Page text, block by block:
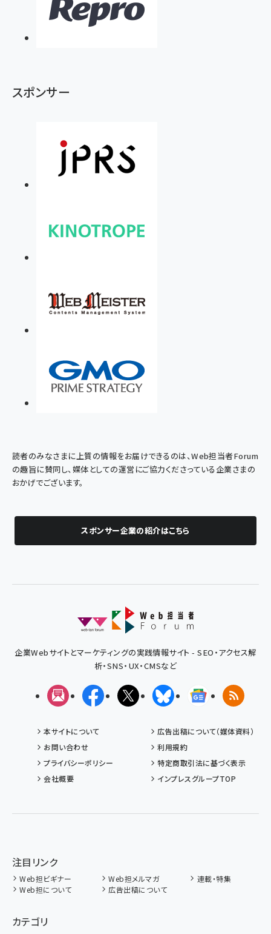
スポンサー
読者のみなさまに上質の情報をお届けできるのは、Web担当者Forum
の趣旨に賛同し、媒体としての運営にご協力くださっている企業さまの
おかげでございます。
スポンサー企業の紹介はこちら
企業Webサイトとマーケティングの実践情報サイト - SEO・アクセス解
析・SNS・UX・CMSなど
メルマガFacebookX(エックス)BlueskyGoogleニュ
RSS
本サイトについて
広告出稿について（媒体資料）
お問い合わせ
利用規約
プライバシーポリシー
特定商取引法に基づく表示
会社概要
インプレスグループTOP
注目リンク
Web担ビギナー Web担メルマガ
連載・特集
Web担について
広告出稿について
カテゴリ